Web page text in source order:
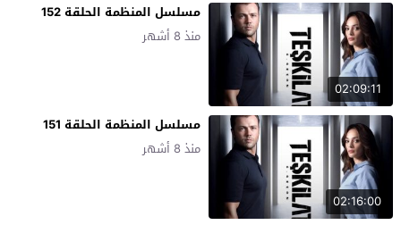
02:09:11
مسلسل المنظمة الحلقة 152
منذ 8 أشهر
02:16:00
مسلسل المنظمة الحلقة 151
منذ 8 أشهر